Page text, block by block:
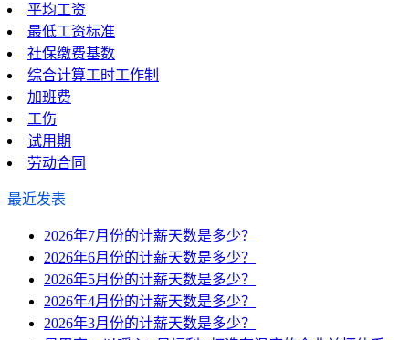
平均工资
最低工资标准
社保缴费基数
综合计算工时工作制
加班费
工伤
试用期
劳动合同
最近发表
2026年7月份的计薪天数是多少？
2026年6月份的计薪天数是多少？
2026年5月份的计薪天数是多少？
2026年4月份的计薪天数是多少？
2026年3月份的计薪天数是多少？